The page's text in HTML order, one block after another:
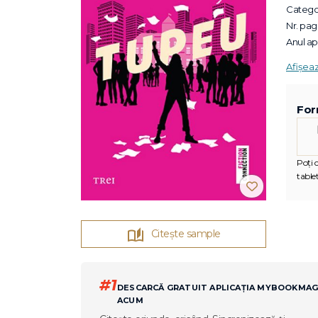
Citește sample
Nr.
Anul
Poți
#1DESCARCĂ GRATUIT APLICAȚIA MYBOOKMAG
ACUM